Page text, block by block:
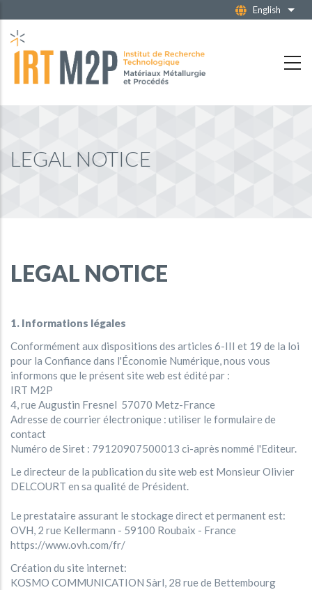
to
main
content
English List
LEGAL NOTICE
LEGAL NOTICE
1. Informations légales
Conformément aux dispositions des articles 6-III et 19 de la loi
pour la Confiance dans l'Économie Numérique, nous vous
informons que le présent site web est édité par :
IRT M2P
4, rue Augustin Fresnel 57070 Metz-France
Adresse de courrier électronique : utiliser le formulaire de
contact
Numéro de Siret : 79120907500013 ci-après nommé l'Editeur.
Le directeur de la publication du site web est Monsieur Olivier
DELCOURT en sa qualité de Président.
Le prestataire assurant le stockage direct et permanent est:
OVH, 2 rue Kellermann - 59100 Roubaix - France
https://www.ovh.com/fr/
Création du site internet:
KOSMO COMMUNICATION Sàrl, 28 rue de Bettembourg